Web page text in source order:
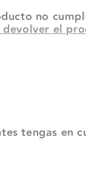
no
devolver el
tengas en